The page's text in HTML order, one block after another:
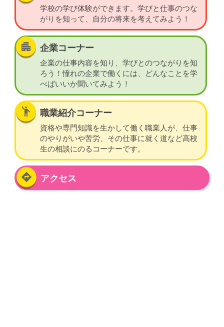
学校の学び体験ができます。学びと仕事のつな
がりを知って、自分の将来を考えてみよう！
apartment 企業コーナー
企業の仕事内容を知り、学びとのつながりを知
ろう！憧れの企業で働くには、どんなことを学
べばいいか聞いてみよう！
emoji_people 職業紹介コーナー
資格や専門知識を生かして働く職業人が、仕事
のやりがいや苦労、その仕事に就く道など高校
生の相談にのるコーナーです。
directions アクセス